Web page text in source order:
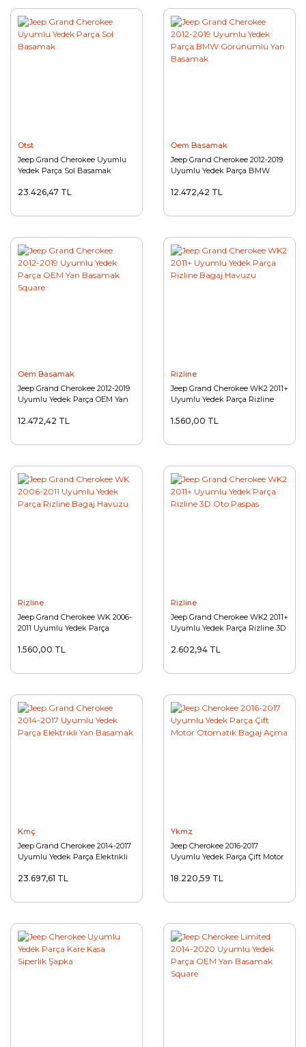
Otst
Jeep Grand Cherokee Uyumlu
Yedek Parça Sol Basamak
23.426,47 TL
Oem Basamak
Jeep Grand Cherokee 2012-2019
Uyumlu Yedek Parça BMW
12.472,42 TL
Oem Basamak
Jeep Grand Cherokee 2012-2019
Uyumlu Yedek Parça OEM Yan
12.472,42 TL
Rizline
Jeep Grand Cherokee WK2 2011+
Uyumlu Yedek Parça Rizline
1.560,00 TL
Rizline
Jeep Grand Cherokee WK 2006-
2011 Uyumlu Yedek Parça
1.560,00 TL
Rizline
Jeep Grand Cherokee WK2 2011+
Uyumlu Yedek Parça Rizline 3D
2.602,94 TL
Kmç
Jeep Grand Cherokee 2014-2017
Uyumlu Yedek Parça Elektrikli
23.697,61 TL
Ykmz
Jeep Cherokee 2016-2017
Uyumlu Yedek Parça Çift Motor
18.220,59 TL